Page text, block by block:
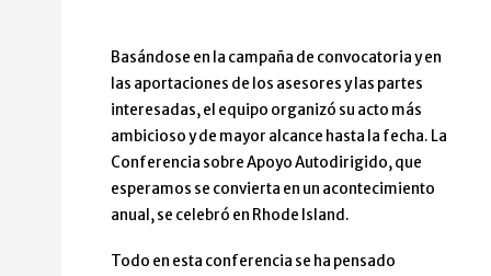
Basándose en la campaña de convocatoria y en
las aportaciones de los asesores y las partes
interesadas, el equipo organizó su acto más
ambicioso y de mayor alcance hasta la fecha. La
Conferencia sobre Apoyo Autodirigido, que
esperamos se convierta en un acontecimiento
anual, se celebró en Rhode Island.
Todo en esta conferencia se ha pensado